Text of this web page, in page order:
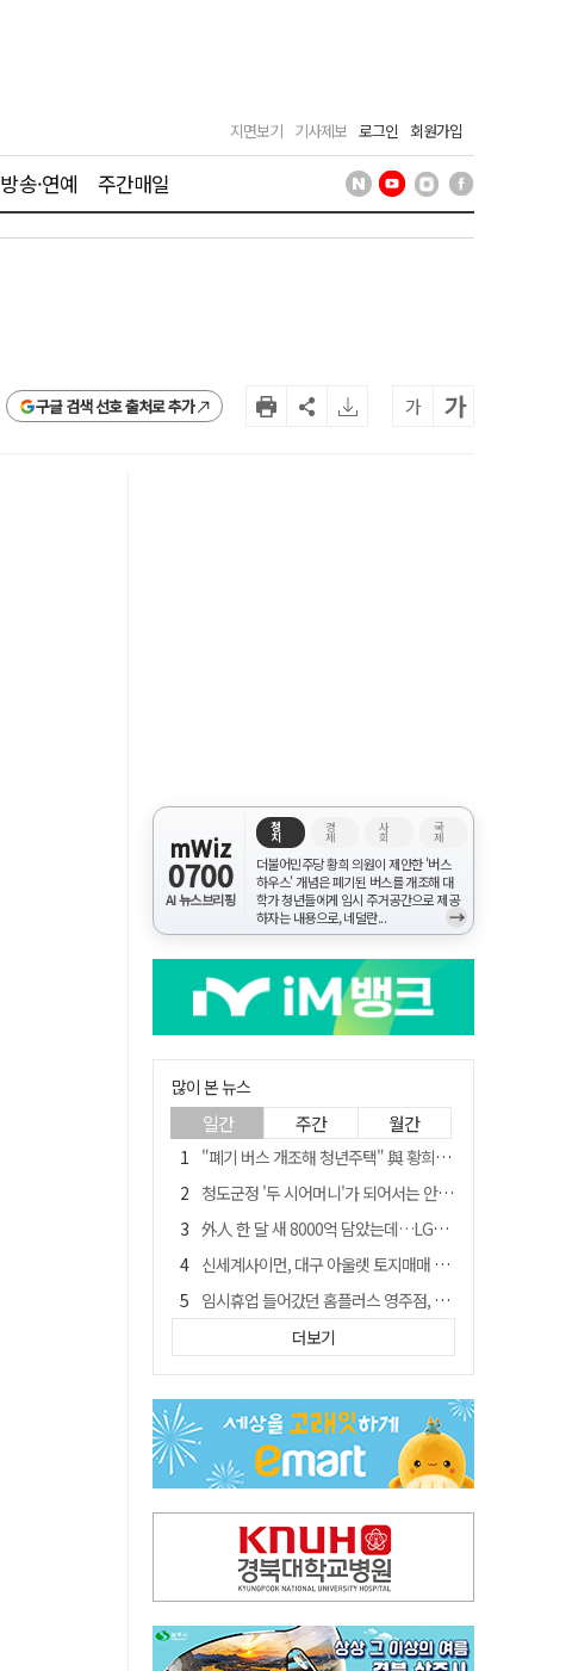
지면보기 기사제보 로그인 회원가입
방송·연예 주간매일
구글 검색 선호 출처로 추가 가 가
mWiz
0700
AI 뉴스브리핑
정
치
경
제
사
회
국
제
더불어민주당 황희 의원이 제안한 '버스
하우스' 개념은 폐기된 버스를 개조해 대
학가 청년들에게 임시 주거공간으로 제공
하자는 내용으로, 네덜란...
→
많이 본 뉴스
일간 주간 월간
"폐기 버스 개조해 청년주택" 與 황희…'딸 학비는 年 4200만원'
청도군정 '두 시어머니'가 되어서는 안된다
外人 한 달 새 8000억 담았는데…LG이노텍 목표주가는 왜 엇갈릴까
신세계사이먼, 대구 아울렛 토지매매 계약 체결… 사업 본궤도
임시휴업 들어갔던 홈플러스 영주점, 7일 영업 재개…지하 1층만 운영
SK하이닉스, 주당 375원 분기 배당 공시…"3분기 중 주주환원 방안 확정"
"상법개정해도 주주가 '봉'"…하이닉스 솔리다임 상장설에 술렁[개미와글와글]
전북 경찰 간부 '女교사 몰카' 아들 폰 부수고…"처벌 못하는 사안" 내부망에 글
노태악 출장에 부인 별도 일정 수행 직원도…보고서엔 '공식일정 참석'
더보기